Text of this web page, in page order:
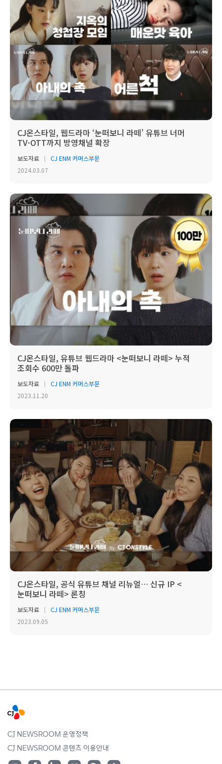
CJ온스타일, 웹드라마 ‘눈떠보니 라떼’ 유튜브 너머
TV·OTT까지 방영채널 확장
보도자료
CJ ENM 커머스부문
2024.03.07
CJ온스타일, 유튜브 웹드라마 <눈떠보니 라떼> 누적
조회수 600만 돌파
보도자료
CJ ENM 커머스부문
2023.11.20
CJ온스타일, 공식 유튜브 채널 리뉴얼… 신규 IP <
눈떠보니 라떼> 론칭
보도자료
CJ ENM 커머스부문
2023.09.05
CJ NEWSROOM 운영정책
CJ NEWSROOM 콘텐츠 이용안내